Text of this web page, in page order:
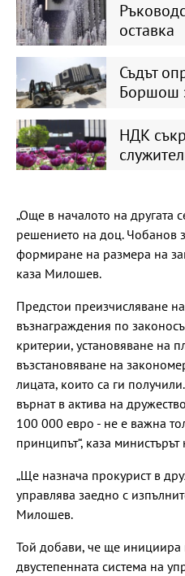
оставка
Съдът
Боршош
НДК
„Още в началото на другата
решението на доц. Чобанов
формиране на размера на
каза Милошев.
Предстои преизчисляване
възнаграждения по
критерии, установяване на
възстановяване на
лицата, които са ги
върнат в актива на
100 000 евро - не е важна
принципът“, каза министърът
„Ще назнача прокурист в
управлява заедно с
Милошев.
Той добави, че ще инициира
двустепенната система на